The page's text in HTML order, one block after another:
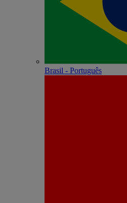
Brasil - Português